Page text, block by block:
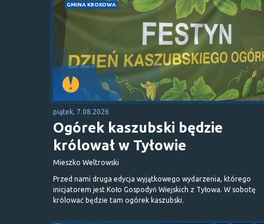
GMINA KROKOWA
piątek, 7.08.2026
Ogórek kaszubski będzie
królował w Tyłowie
Mieszko Weltrowski
Przed nami druga edycja wyjątkowego wydarzenia, którego
inicjatorem jest Koło Gospodyń Wiejskich z Tyłowa. W sobotę
królować będzie tam ogórek kaszubski.